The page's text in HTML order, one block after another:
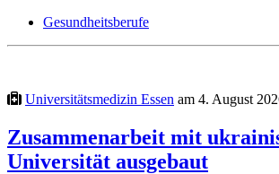
Gesundheitsberufe
Universitätsmedizin Essen am 4. August
Zusammenarbeit mit
Universität ausgebaut